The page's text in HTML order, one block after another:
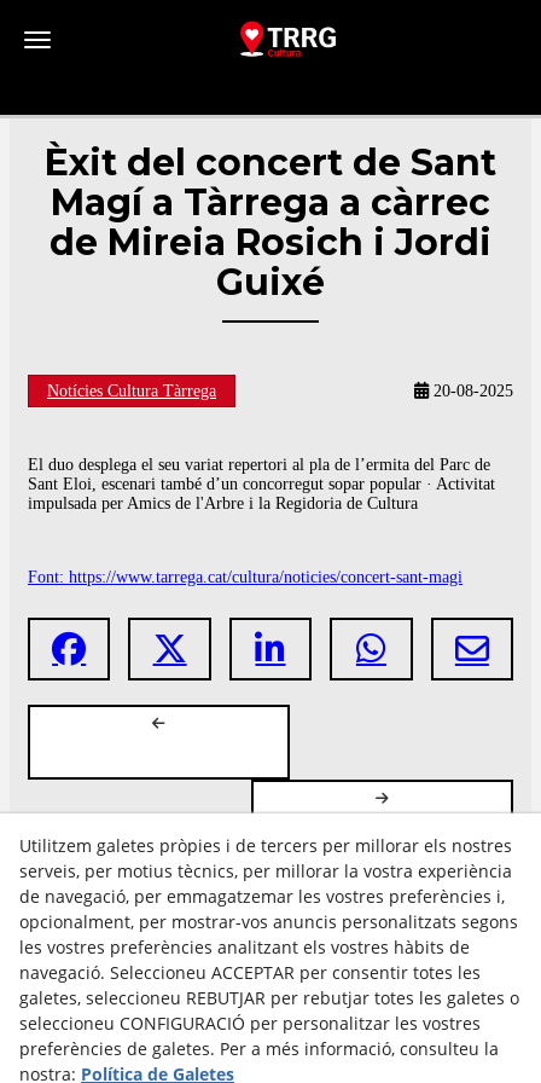
Toggle navigation
Èxit del concert de Sant
Magí a Tàrrega a càrrec
de Mireia Rosich i Jordi
Guixé
Notícies Cultura Tàrrega 20-08-2025
El duo desplega el seu variat repertori al pla de l’ermita del Parc de
Sant Eloi, escenari també d’un concorregut sopar popular · Activitat
impulsada per Amics de l'Arbre i la Regidoria de Cultura
Font: https://www.tarrega.cat/cultura/noticies/concert-sant-magi
Avís Legal
Política Cookies
Política de Privacitat
Utilitzem galetes pròpies i de tercers per millorar els nostres
serveis, per motius tècnics, per millorar la vostra experiència
de navegació, per emmagatzemar les vostres preferències i,
opcionalment, per mostrar-vos anuncis personalitzats segons
les vostres preferències analitzant els vostres hàbits de
navegació. Seleccioneu ACCEPTAR per consentir totes les
galetes, seleccioneu REBUTJAR per rebutjar totes les galetes o
seleccioneu CONFIGURACIÓ per personalitzar les vostres
preferències de galetes. Per a més informació, consulteu la
nostra: Política de Galetes